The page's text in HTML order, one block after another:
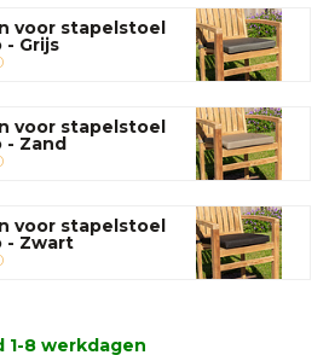
voor stapelstoel
- Grijs
voor stapelstoel
- Zand
voor stapelstoel
- Zwart
1-8 werkdagen